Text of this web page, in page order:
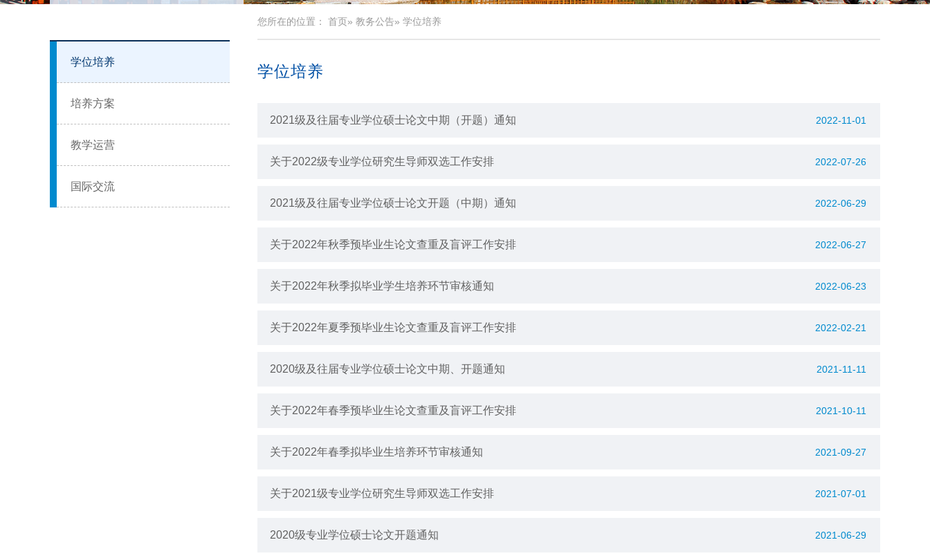
学位培养
培养方案
教学运营
国际交流
您所在的位置： 首页» 教务公告» 学位培养
学位培养
2022-11-01
2021级及往届专业学位硕士论文中期（开题）通知
2022-07-26
关于2022级专业学位研究生导师双选工作安排
2022-06-29
2021级及往届专业学位硕士论文开题（中期）通知
2022-06-27
关于2022年秋季预毕业生论文查重及盲评工作安排
2022-06-23
关于2022年秋季拟毕业学生培养环节审核通知
2022-02-21
关于2022年夏季预毕业生论文查重及盲评工作安排
2021-11-11
2020级及往届专业学位硕士论文中期、开题通知
2021-10-11
关于2022年春季预毕业生论文查重及盲评工作安排
2021-09-27
关于2022年春季拟毕业生培养环节审核通知
2021-07-01
关于2021级专业学位研究生导师双选工作安排
2021-06-29
2020级专业学位硕士论文开题通知